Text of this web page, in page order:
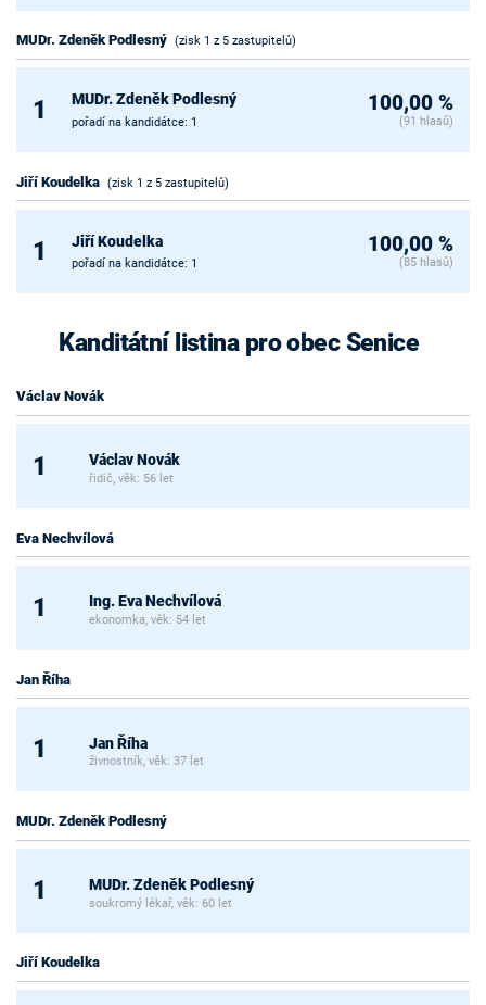
MUDr. Zdeněk Podlesný (zisk 1 z 5 zastupitelů)
1 MUDr. Zdeněk Podlesný
pořadí na kandidátce: 1
100,00 %
(91 hlasů)
Jiří Koudelka (zisk 1 z 5 zastupitelů)
1 Jiří Koudelka
pořadí na kandidátce: 1
100,00 %
(85 hlasů)
Kanditátní listina pro obec Senice
Václav Novák
1 Václav Novák
řidič, věk: 56 let
Eva Nechvílová
1 Ing. Eva Nechvílová
ekonomka, věk: 54 let
Jan Říha
1 Jan Říha
živnostník, věk: 37 let
MUDr. Zdeněk Podlesný
1 MUDr. Zdeněk Podlesný
soukromý lékař, věk: 60 let
Jiří Koudelka